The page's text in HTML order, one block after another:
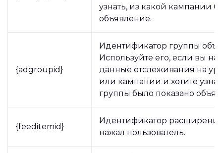
узнать, из какой кампании
объявление.
{adgroupid}
Идентификатор группы
Используйте его, если вы
данные отслеживания на
или кампании и хотите
группы было показано
{feeditemid}
Идентификатор
нажал пользователь.